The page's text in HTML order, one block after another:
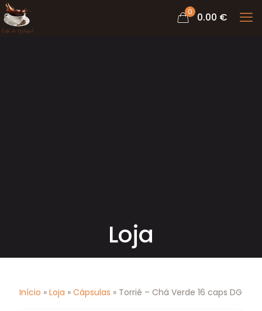
0 0.00 €
Loja
Início » Loja » Cápsulas » Torrié – Chá Verde 16 caps DG